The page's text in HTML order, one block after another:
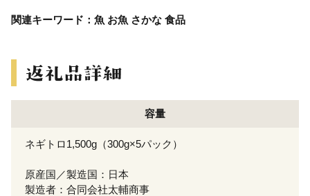
関連キーワード：魚 お魚 さかな 食品
容量
ネギトロ1,500g（300g×5パック）
原産国／製造国：日本
製造者：合同会社太輔商事